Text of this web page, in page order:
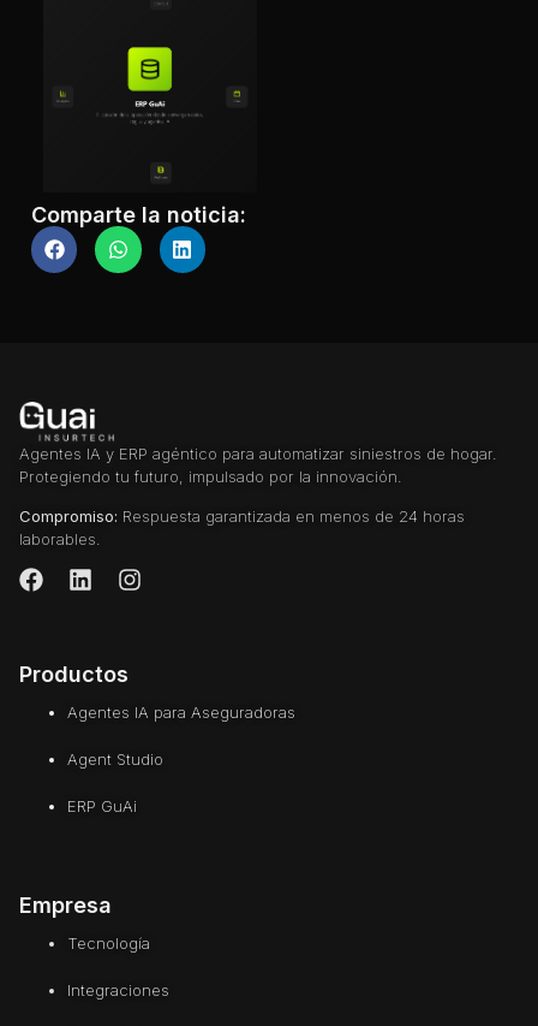
Comparte la noticia:
Agentes IA y ERP agéntico para automatizar siniestros de hogar.
Protegiendo tu futuro, impulsado por la innovación.
Compromiso: Respuesta garantizada en menos de 24 horas
laborables.
Productos
Agentes IA para Aseguradoras
Agent Studio
ERP GuAi
Empresa
Tecnología
Integraciones